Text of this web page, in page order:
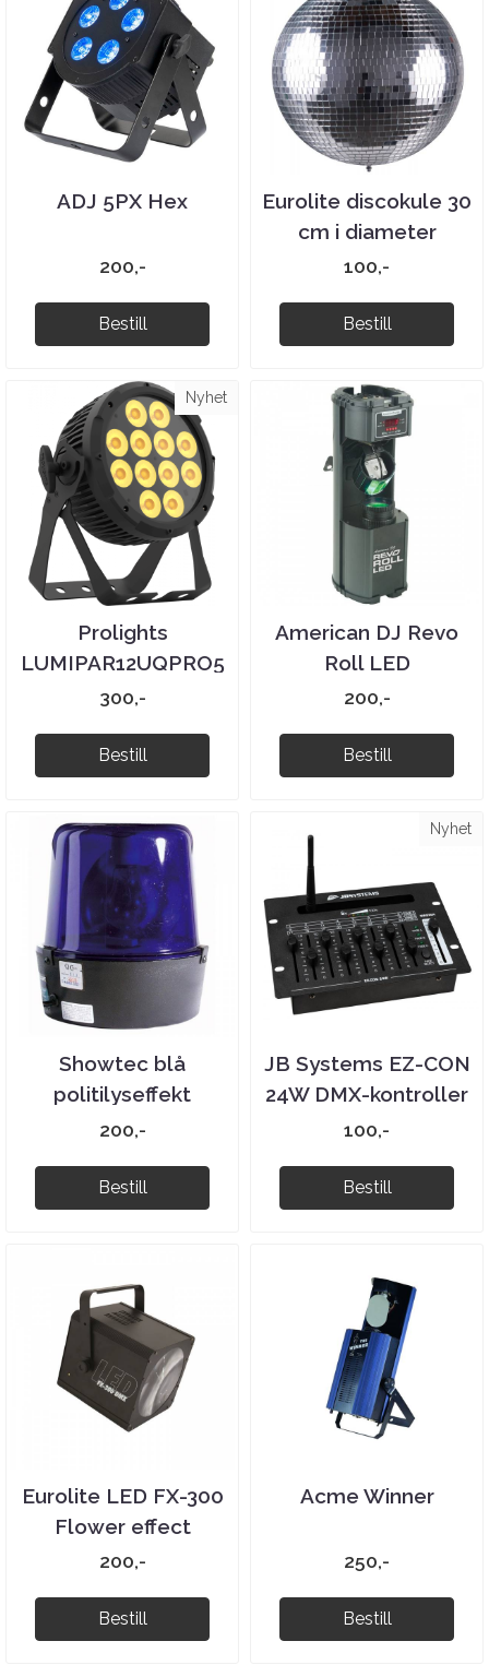
ADJ 5PX Hex
200,-
Bestill
Eurolite discokule 30
cm i diameter
100,-
Bestill
Nyhet
Prolights
LUMIPAR12UQPRO5
LED Par
300,-
Bestill
American DJ Revo
Roll LED
200,-
Bestill
Showtec blå
politilyseffekt
200,-
Bestill
Nyhet
JB Systems EZ-CON
24W DMX-kontroller
100,-
Bestill
Eurolite LED FX-300
Flower effect
200,-
Bestill
Acme Winner
250,-
Bestill